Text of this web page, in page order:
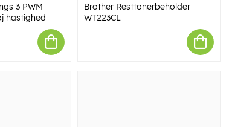
3 PWM
hastighed
Brother Resttonerbeholder
WT223CL